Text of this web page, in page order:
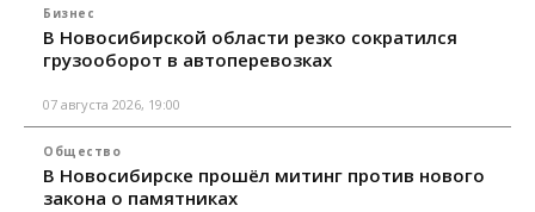
Бизнес
В Новосибирской области резко сократился
грузооборот в автоперевозках
07 августа 2026, 19:00
Общество
В Новосибирске прошёл митинг против нового
закона о памятниках